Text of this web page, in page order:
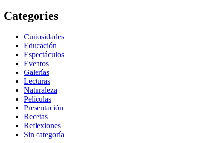
Categories
Curiosidades
Educación
Espectáculos
Eventos
Galerías
Lecturas
Naturaleza
Películas
Presentación
Recetas
Reflexiones
Sin categoría